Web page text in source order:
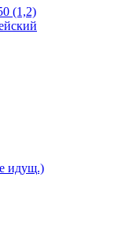
(1,2)
идущ.)